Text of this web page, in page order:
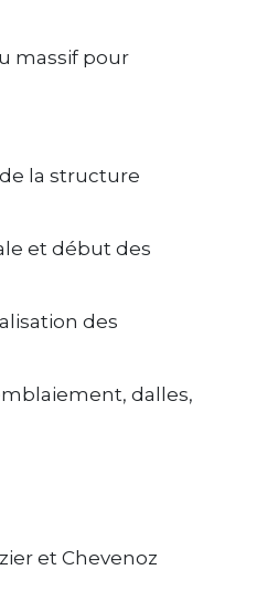
massif pour
la structure
et début des
des
dalles,
et Chevenoz